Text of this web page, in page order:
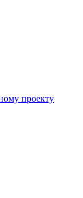
проекту